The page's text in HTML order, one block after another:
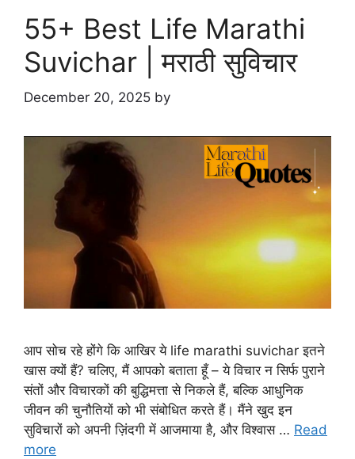
55+ Best Life Marathi
Suvichar | मराठी सुविचार
December 20, 2025 by
आप सोच रहे होंगे कि आखिर ये life marathi suvichar इतने
खास क्यों हैं? चलिए, मैं आपको बताता हूँ – ये विचार न सिर्फ पुराने
संतों और विचारकों की बुद्धिमत्ता से निकले हैं, बल्कि आधुनिक
जीवन की चुनौतियों को भी संबोधित करते हैं। मैंने खुद इन
सुविचारों को अपनी ज़िंदगी में आजमाया है, और विश्वास … Read
more